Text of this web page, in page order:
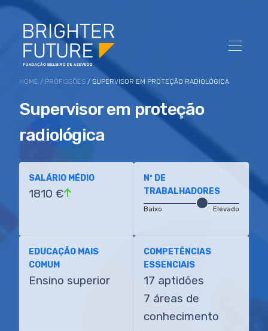
HOME / PROFISSÕES / SUPERVISOR EM PROTEÇÃO RADIOLÓGICA
Supervisor em proteção
radiológica
SALÁRIO MÉDIO
1810 €
Nº DE
TRABALHADORES
Baixo Elevado
EDUCAÇÃO MAIS
COMUM
Ensino superior
COMPETÊNCIAS
ESSENCIAIS
17 aptidões
7 áreas de
conhecimento